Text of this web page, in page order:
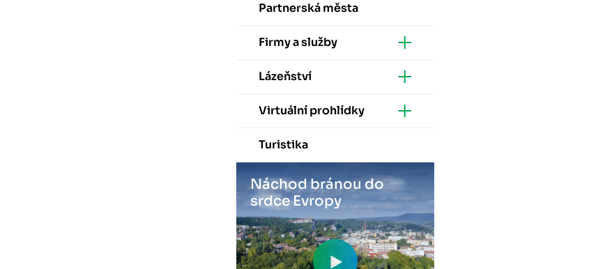
Partnerská města
Firmy a služby
Lázeňství
Virtuální prohlídky
Turistika
Náchod bránou do
srdce Evropy